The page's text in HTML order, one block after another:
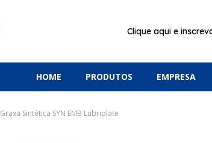
Clique aqui e
HOME PRODUTOS EMPRESA
Graxa Sintética SYN EMB Lubriplate